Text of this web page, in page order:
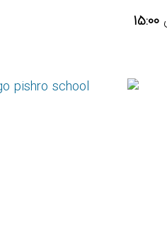
15:00